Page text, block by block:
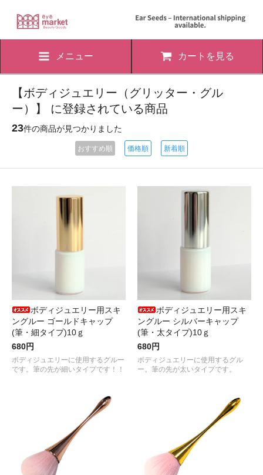
メニュー カートを見る
【ボディジュエリー（グリッター・グル
ー）】 に登録されている商品
23件の商品が見つかりました
おすすめ順 価格順 新着順
ボディジュエリー用スキ
ングルー ゴールドキャップ
(筆・細タイプ)10ｇ
680円
ボディジュエリーに使用するグルー
です。筆の先が細いタイプです！！
ボディジュエリー用スキ
ングルー シルバーキャップ
(筆・太タイプ)10ｇ
680円
ボディジュエリーに使用するグル
ー。筆の先が太いタイプです。